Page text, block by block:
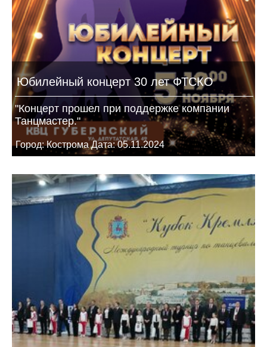
Юбилейный концерт 30 лет ФТСКО
"Концерт прошел при поддержке компании
Танцмастер."
Город: Кострома Дата: 05.11.2024